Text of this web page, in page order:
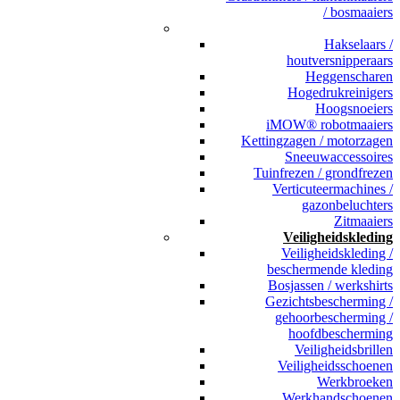
/ bosmaaiers
Hakselaars /
houtversnipperaars
Heggenscharen
Hogedrukreinigers
Hoogsnoeiers
iMOW® robotmaaiers
Kettingzagen / motorzagen
Sneeuwaccessoires
Tuinfrezen / grondfrezen
Verticuteermachines /
gazonbeluchters
Zitmaaiers
Veiligheidskleding
Veiligheidskleding /
beschermende kleding
Bosjassen / werkshirts
Gezichtsbescherming /
gehoorbescherming /
hoofdbescherming
Veiligheidsbrillen
Veiligheidsschoenen
Werkbroeken